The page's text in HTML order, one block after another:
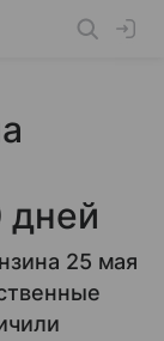
дней
25 мая